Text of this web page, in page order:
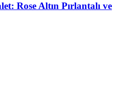
Rose Altın Pırlantalı ve